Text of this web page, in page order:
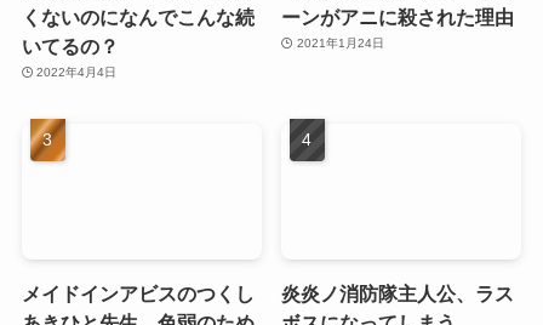
くないのになんでこんな続
いてるの？
2022年4月4日
ーンがアニに殺された理由
2021年1月24日
メイドインアビスのつくし
炎炎ノ消防隊主人公、ラス